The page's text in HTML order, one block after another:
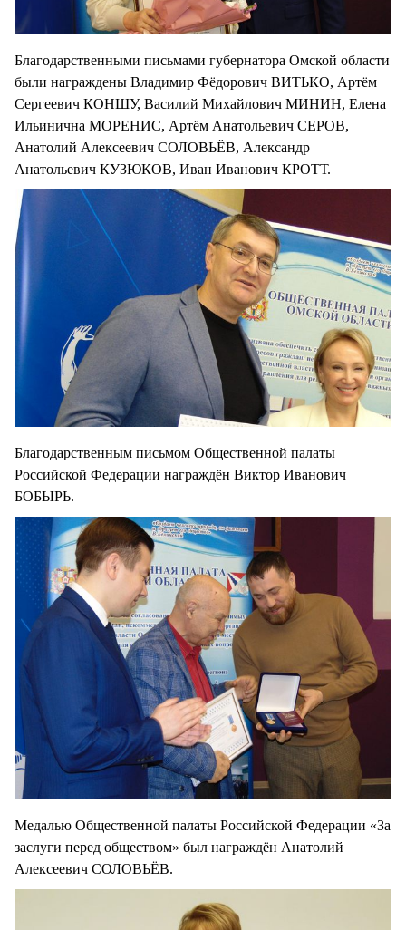
Благодарственными письмами губернатора Омской области
были награждены Владимир Фёдорович ВИТЬКО, Артём
Сергеевич КОНШУ, Василий Михайлович МИНИН, Елена
Ильинична МОРЕНИС, Артём Анатольевич СЕРОВ,
Анатолий Алексеевич СОЛОВЬЁВ, Александр
Анатольевич КУЗЮКОВ, Иван Иванович КРОТТ.
Благодарственным письмом Общественной палаты
Российской Федерации награждён Виктор Иванович
БОБЫРЬ.
Медалью Общественной палаты Российской Федерации «За
заслуги перед обществом» был награждён Анатолий
Алексеевич СОЛОВЬЁВ.